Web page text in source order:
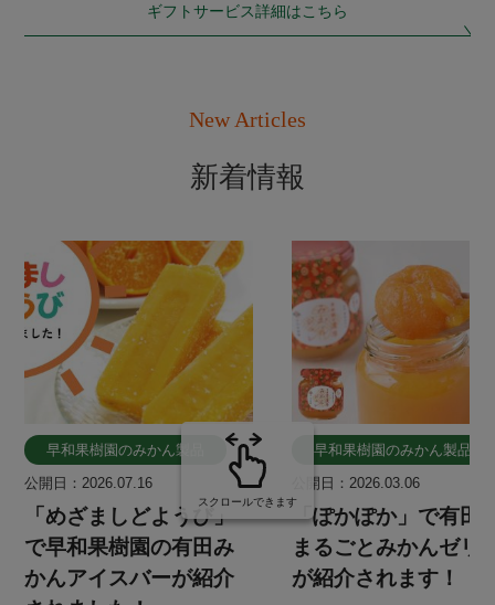
ギフトサービス詳細はこちら